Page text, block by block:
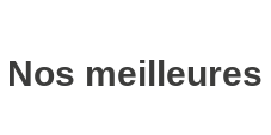
Nos meilleures